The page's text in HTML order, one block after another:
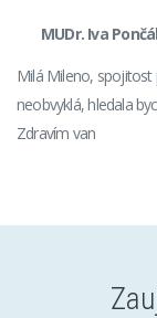
MUDr. Iva
Milá Mileno, spojitost
neobvyklá, hledala
Zdravím van